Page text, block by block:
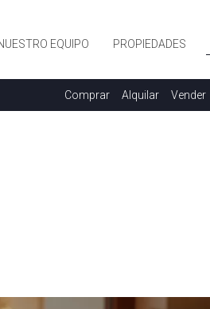
EQUIPO PROPIEDADES
Comprar Alquilar Vender